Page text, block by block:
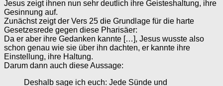
Jesus zeigt ihnen nun sehr deutlich ihre Geisteshaltung, ihre
Gesinnung auf.
Zunächst zeigt der Vers 25 die Grundlage für die harte
Gesetzesrede gegen diese Pharisäer:
Da er aber ihre Gedanken kannte […], Jesus wusste also
schon genau wie sie über ihn dachten, er kannte ihre
Einstellung, ihre Haltung.
Darum dann auch diese Aussage:
Deshalb sage ich euch: Jede Sünde und